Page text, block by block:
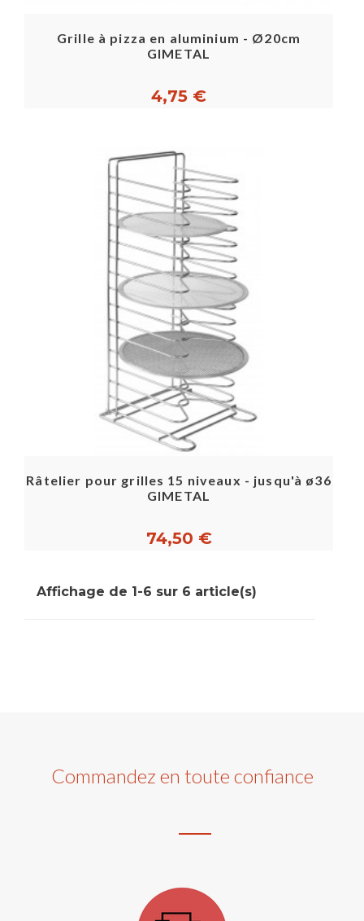
Grille à pizza en aluminium - Ø20cm
GIMETAL
4,75 €
Râtelier pour grilles 15 niveaux - jusqu'à ø36
GIMETAL
74,50 €
Affichage de 1-6 sur 6 article(s)
Commandez en toute confiance